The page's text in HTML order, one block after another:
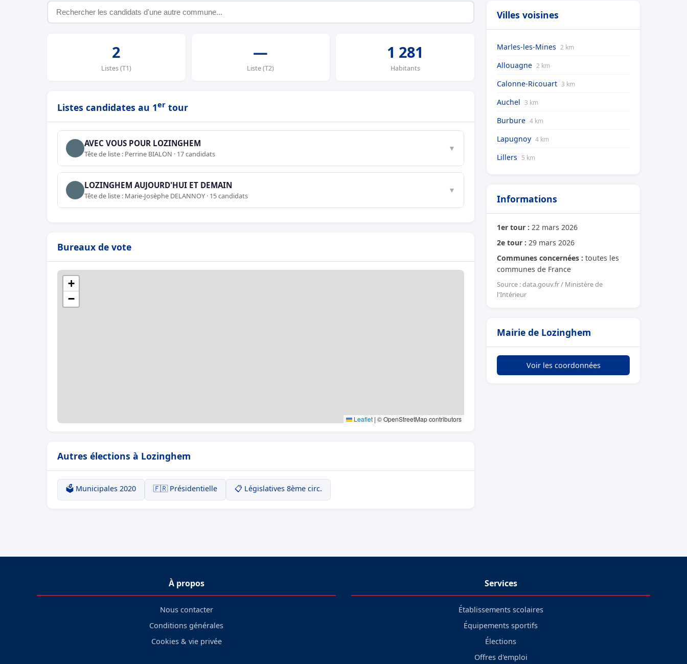
2
Listes (T1)
—
Liste (T2)
1 281
Habitants
Listes candidates au 1er tour
AVEC VOUS POUR LOZINGHEM
Tête de liste : Perrine BIALON · 17 candidats
▼
LOZINGHEM AUJOURD'HUI ET DEMAIN
Tête de liste : Marie-Josèphe DELANNOY · 15 candidats
▼
Bureaux de vote
+
−
Leaflet | © OpenStreetMap contributors
Autres élections à Lozinghem
🗳️ Municipales 2020 🇫🇷 Présidentielle 📋 Législatives 8ème circ.
Villes voisines
Marles-les-Mines 2 km
Allouagne 2 km
Calonne-Ricouart 3 km
Auchel 3 km
Burbure 4 km
Lapugnoy 4 km
Lillers 5 km
Informations
1er tour : 22 mars 2026
2e tour : 29 mars 2026
Communes concernées : toutes les
communes de France
Source : data.gouv.fr / Ministère de
l'Intérieur
Mairie de Lozinghem
Voir les coordonnées
À propos
Nous contacter
Conditions générales
Cookies & vie privée
Services
Établissements scolaires
Équipements sportifs
Élections
Offres d'emploi